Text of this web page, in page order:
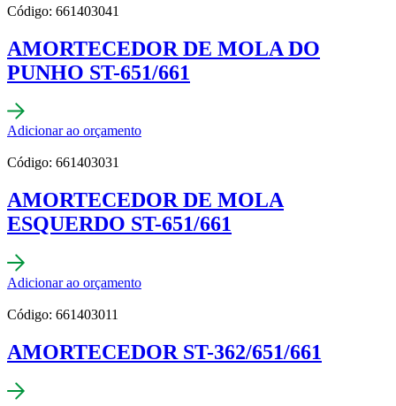
Código: 661403041
AMORTECEDOR DE MOLA DO
PUNHO ST-651/661
Adicionar ao orçamento
Código: 661403031
AMORTECEDOR DE MOLA
ESQUERDO ST-651/661
Adicionar ao orçamento
Código: 661403011
AMORTECEDOR ST-362/651/661